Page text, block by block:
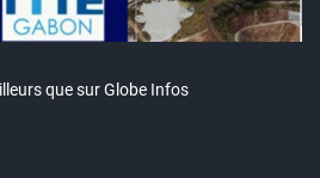
que sur Globe Infos